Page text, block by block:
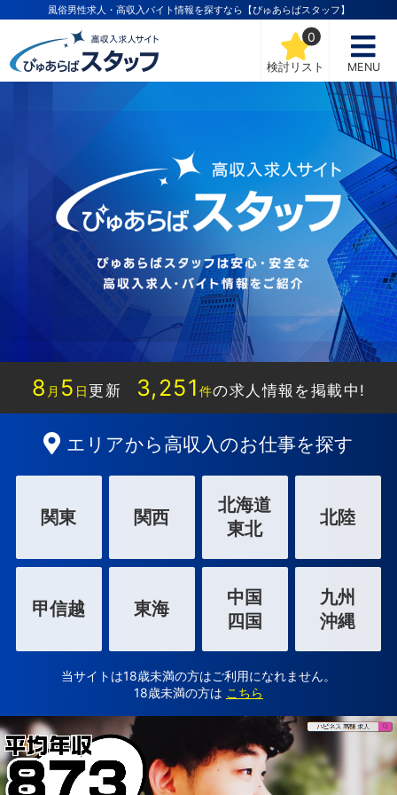
風俗男性求人・高収入バイト情報を探すなら【ぴゅあらばスタッフ】
検討リスト
0
MENU
8 月 5 日更新 3,251 件の求人情報を掲載中!
エリアから高収入のお仕事を探す
関東 関西
北海道
東北
北陸
甲信越 東海
中国
四国
九州
沖縄
当サイトは18歳未満の方はご利用になれません。
18歳未満の方は こちら